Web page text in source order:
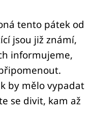
tento pátek od
jsou již známí,
informujeme,
by mělo vypadat
se divit, kam až